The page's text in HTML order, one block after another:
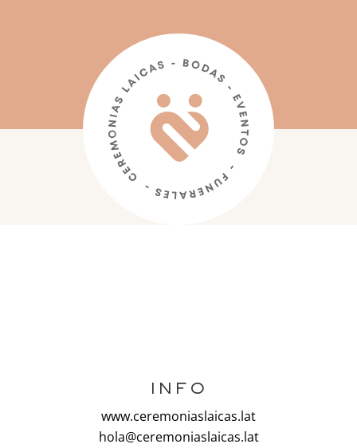
INFO
www.ceremoniaslaicas.lat
hola@ceremoniaslaicas.lat